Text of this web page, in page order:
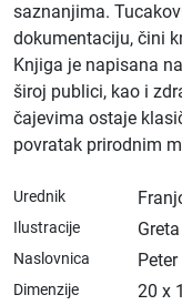
saznanjima.
dokumentaciju, čini
Knjiga je napisana
široj publici, kao i
čajevima ostaje
povratak prirodnim
Urednik
Ilustracije
Naslovnica
Dimenzije 20 x